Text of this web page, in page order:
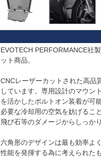
EVOTECH PERFORMANCE社
ット商品。
CNCレーザーカットされた高品
しています。専用設計のマウン
を活かしたボルトオン装着が可能
必要な冷却用の空気を妨げるこ
飛び石等のダメージからしっか
六角形のデザインは最も効率よ
性能を発揮する為に考えられた